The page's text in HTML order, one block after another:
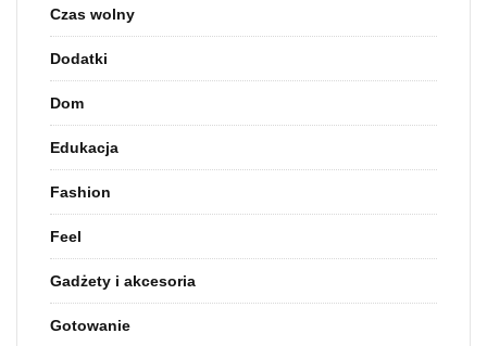
Czas wolny
Dodatki
Dom
Edukacja
Fashion
Feel
Gadżety i akcesoria
Gotowanie